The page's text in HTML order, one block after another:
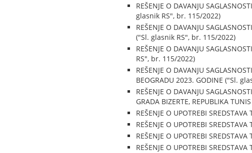
REŠENJE O DAVANJU
glasnik RS", br. 115/2022)
REŠENJE O DAVANJU
("Sl. glasnik RS", br. 115/2022)
REŠENJE O DAVANJU
RS", br. 115/2022)
REŠENJE O DAVANJU
BEOGRADU 2023. GODINE ("Sl.
REŠENJE O DAVANJU
GRADA BIZERTE, REPUBLIKA
REŠENJE O UPOTREBI
REŠENJE O UPOTREBI
REŠENJE O UPOTREBI
REŠENJE O UPOTREBI